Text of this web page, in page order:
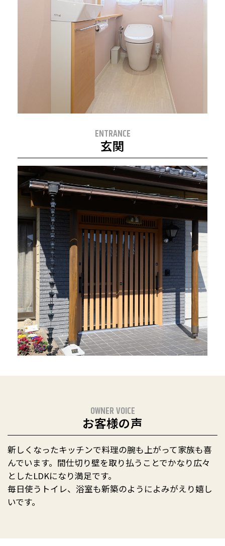
ENTRANCE
玄関
OWNER VOICE
お客様の声
新しくなったキッチンで料理の腕も上がって家族も喜
んでいます。間仕切り壁を取り払うことでかなり広々
としたLDKになり満足です。
毎日使うトイレ、浴室も新築のようによみがえり嬉し
いです。